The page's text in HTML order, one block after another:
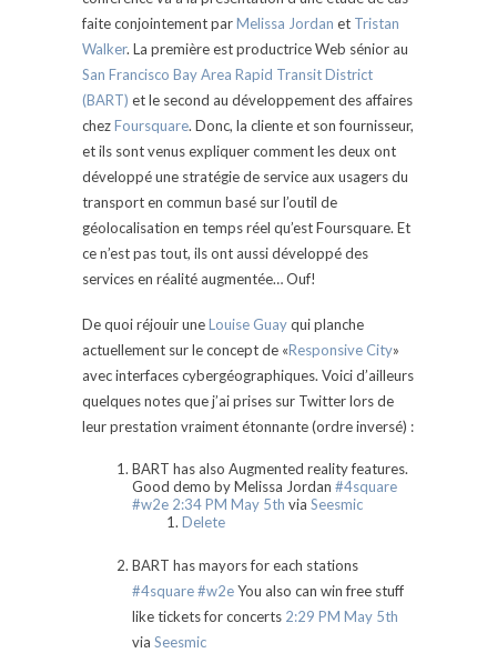
faite conjointement parMelissa Jordan et Tristan
Walker. La première est productrice Web sénior au
San Francisco Bay Area Rapid Transit District
(BART) et le second au développement des affaires
chezFoursquare. Donc, la cliente et son fournisseur,
et ils sont venus expliquer comment les deux ont
développé une stratégie de service aux usagers du
transport en commun basé sur l’outil de
géolocalisation en temps réel qu’est Foursquare. Et
ce n’est pas tout, ils ont aussi développé des
services en réalité augmentée… Ouf!
De quoi réjouir uneLouise Guayqui planche
actuellement sur le concept de «Responsive City»
avec interfaces cybergéographiques. Voici d’ailleurs
quelques notes que j’ai prises sur Twitter lors de
leur prestation vraiment étonnante (ordre inversé) :
BART has also Augmented reality features.
Good demo by Melissa Jordan #4square
#w2e 2:34 PM May 5th via Seesmic
Delete
BART has mayors for each stations
#4square#w2eYou also can win free stuff
like tickets for concerts 2:29 PM May 5th
via Seesmic